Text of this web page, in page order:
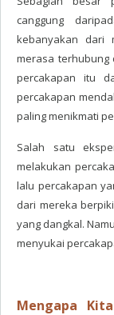
canggung
kebanyakan dari
merasa terhubung
percakapan itu
percakapan
paling menikmati
Salah satu
melakukan
lalu percakapan
dari mereka
yang dangkal.
menyukai
Mengapa